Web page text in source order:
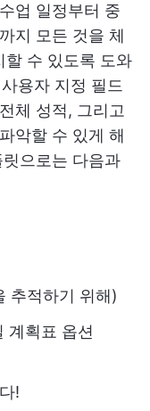
업 일정부터 중
지 모든 것을 체
할 수 있도록 도와
용자 지정 필드
체 성적, 그리고
악할 수 있게 해
으로는 다음과
추적하기 위해)
계획표 옵션
!